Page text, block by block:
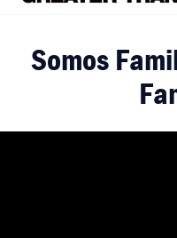
Somos